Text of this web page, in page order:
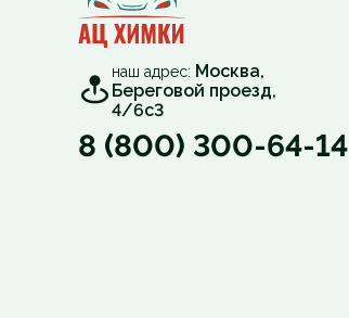
наш адрес: Москва,
Береговой проезд,
4/6с3
8 (800) 300-64-14